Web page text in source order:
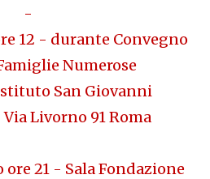
-
12 - durante Convegno
Numerose
San Giovanni
Livorno 91 Roma
21 - Sala Fondazione